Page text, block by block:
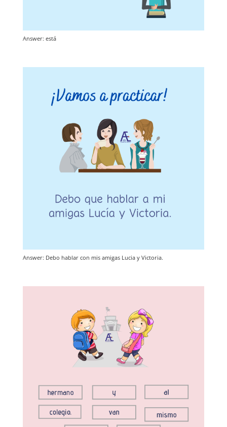
Answer: está
Answer: Debo hablar con mis amigas Lucia y Victoria.